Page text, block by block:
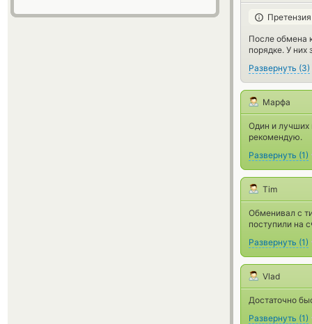
После обмена
порядке. У них
Развернуть (3)
Марфа
Один и лучших
рекомендую.
Развернуть (1)
Tim
Обменивал с
поступили на
Развернуть (1)
Vlad
Достаточно
Развернуть (1)